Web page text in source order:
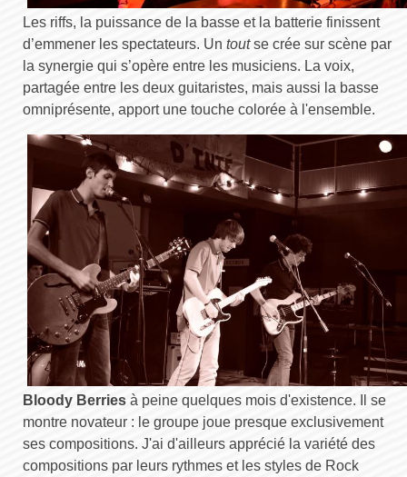
Les riffs, la puissance de la basse et la batterie finissent
d’emmener les spectateurs. Un toutse crée sur scène par
la synergie qui s’opère entre les musiciens. La voix,
partagée entre les deux guitaristes, mais aussi la basse
omniprésente, apport une touche colorée à l'ensemble.
Bloody Berries à peine quelques mois d'existence. Il se
montre novateur : le groupe joue presque exclusivement
ses compositions. J'ai d'ailleurs apprécié la variété des
compositions par leurs rythmes et les styles de Rock